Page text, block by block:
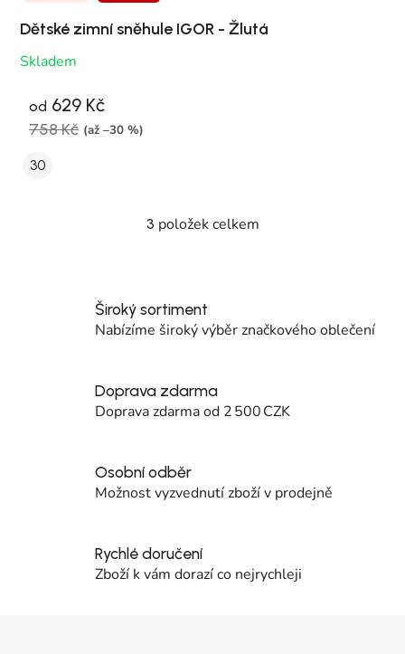
Dětské zimní sněhule IGOR - Žlutá
Skladem
od 629 Kč
758 Kč (až –30 %)
30
Ovládací prvky výpisu
3 položek celkem
Široký sortiment
Nabízíme široký výběr značkového oblečení
Doprava zdarma
Doprava zdarma od 2 500 CZK
Osobní odběr
Možnost vyzvednutí zboží v prodejně
Rychlé doručení
Zboží k vám dorazí co nejrychleji